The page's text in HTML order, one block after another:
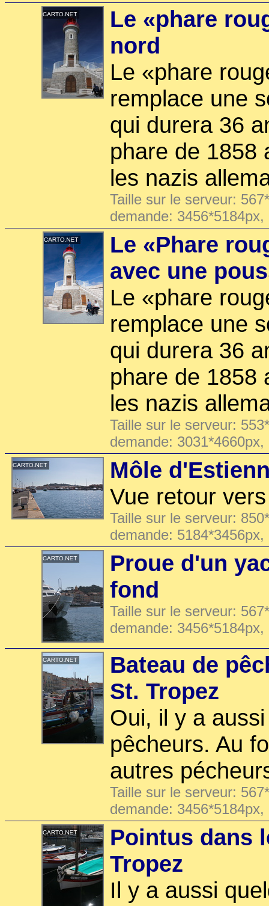
Le «phare
nord
Le «phare
remplace une
qui durera 36
phare de 1858
les nazis
Taille sur le serveur:
demande:
Le «Phare
avec une
Le «phare
remplace une
qui durera 36
phare de 1858
les nazis
Taille sur le serveur:
demande:
Môle
Vue retour
Taille sur le serveur:
demande:
Proue d'un
fond
Taille sur le serveur:
demande:
Bateau de
St. Tropez
Oui, il y a
pêcheurs. Au
autres
Taille sur le serveur:
demande:
Pointus dans
Tropez
Il y a aussi